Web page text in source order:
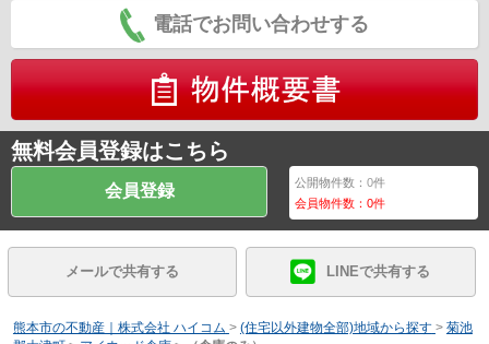
電話でお問い合わせする
無料会員登録はこちら
会員登録 公開物件数：0件
会員物件数：0件
メールで共有する LINEで共有する
熊本市の不動産｜株式会社 ハイコム > (住宅以外建物全部)地域から探す > 菊池